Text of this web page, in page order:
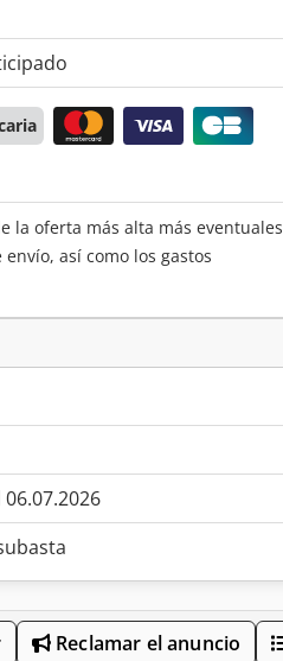
la oferta más alta más eventuales
así como los gastos
Reclamar el anuncio